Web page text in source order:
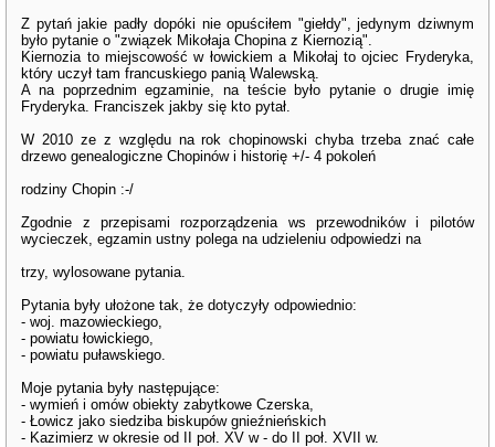
Z pytań jakie padły dopóki nie opuściłem "giełdy", jedynym dziwnym
było pytanie o "związek Mikołaja Chopina z Kiernozią".
Kiernozia to miejscowość w łowickiem a Mikołaj to ojciec Fryderyka,
który uczył tam francuskiego panią Walewską.
A na poprzednim egzaminie, na teście było pytanie o drugie imię
Fryderyka. Franciszek jakby się kto pytał.
W 2010 ze z względu na rok chopinowski chyba trzeba znać całe
drzewo genealogiczne Chopinów i historię +/- 4 pokoleń
rodziny Chopin :-/
Zgodnie z przepisami rozporządzenia ws przewodników i pilotów
wycieczek, egzamin ustny polega na udzieleniu odpowiedzi na
trzy, wylosowane pytania.
Pytania były ułożone tak, że dotyczyły odpowiednio:
- woj. mazowieckiego,
- powiatu łowickiego,
- powiatu puławskiego.
Moje pytania były następujące:
- wymień i omów obiekty zabytkowe Czerska,
- Łowicz jako siedziba biskupów gnieźnieńskich
- Kazimierz w okresie od II poł. XV w - do II poł. XVII w.